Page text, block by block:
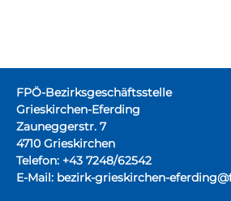
FPÖ-Bezirksgeschäftsstelle
Grieskirchen-Eferding
Zauneggerstr. 7
4710 Grieskirchen
Telefon: +43 7248/62542
E-Mail: bezirk-grieskirchen-